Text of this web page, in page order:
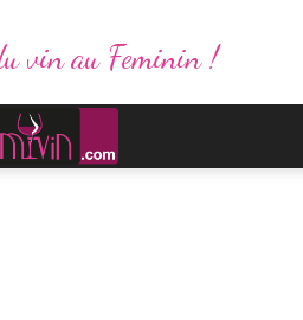
vin au Feminin !